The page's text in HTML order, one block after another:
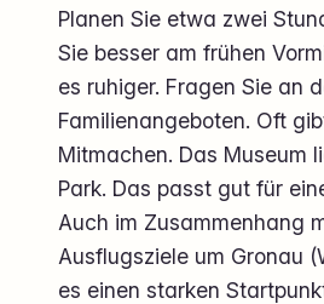
Planen Sie etwa zwei
Sie besser am frühen
es ruhiger. Fragen Sie an
Familienangeboten. Oft
Mitmachen. Das Museum
Park. Das passt gut für
Auch im Zusammenhang
Ausflugsziele um Gronau
es einen starken